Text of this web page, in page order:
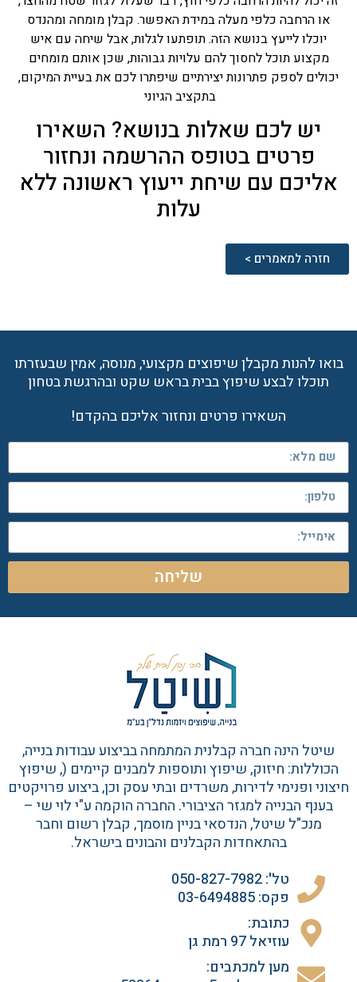
או הרחבה כלפי מעלה במידת האפשר. קבלן מומחה ומהנדס
יוכלו לייעץ בנושא הזה. תופתעו לגלות, אבל שיחה עם איש
מקצוע תוכל לחסוך להם עלויות גבוהות, שכן אותם מומחים
יכולים לספק פתרונות יצירתיים שיפתרו לכם את בעיית המיקום,
בתקציב הגיוני
יש לכם שאלות בנושא? השאירו
פרטים בטופס ההרשמה ונחזור
אליכם עם שיחת ייעוץ ראשונה ללא
עלות
חזרה למאמרים >
בואו להנות מקבלן שיפוצים מקצועי, מנוסה, אמין שבעזרתו
תוכלו לבצע שיפוץ בבית בראש שקט ובהרגשת בטחון
השאירו פרטים ונחזור אליכם בהקדם!
שליחה
שיטל הינה חברה קבלנית המתמחה בביצוע עבודות בנייה,
הכוללות: חיזוק, שיפוץ ותוספות למבנים קיימים (, שיפוץ
חיצוני ופנימי לדירות, משרדים ובתי עסק וכן, ביצוע פרויקטים
בענף הבנייה למגזר הציבורי. החברה הוקמה ע"י לוי שי –
מנכ"ל שיטל, הנדסאי בניין מוסמך, קבלן רשום וחבר
בהתאחדות הקבלנים והבונים בישראל.
טל': 050-827-7982
פקס: 03-6494885
כתובת:
עוזיאל 97 רמת גן
מען למכתבים: